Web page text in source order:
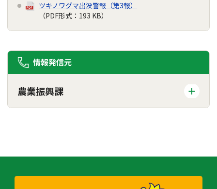
ツキノワグマ出没警報（第3報）
（PDF形式：193 KB）
情報発信元
農業振興課